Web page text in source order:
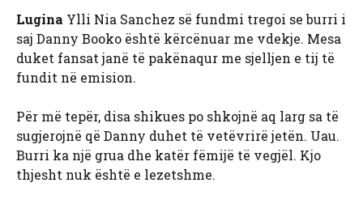
Lugina Ylli Nia Sanchez së fundmi tregoi se burri i
saj Danny Booko është kërcënuar me vdekje. Mesa
duket fansat janë të pakënaqur me sjelljen e tij të
fundit në emision.
Për më tepër, disa shikues po shkojnë aq larg sa të
sugjerojnë që Danny duhet të vetëvrirë jetën. Uau.
Burri ka një grua dhe katër fëmijë të vegjël. Kjo
thjesht nuk është e lezetshme.